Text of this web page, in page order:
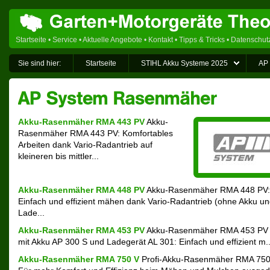
Startseite • Service •Aktuelle Angebote • Kontakt• Tipps & Tricks •
Sie sind hier: Startseite STIHL Akku Systeme 2025 AP
Akku-Rasenmäher RMA 443 PV Akku-
Rasenmäher RMA 443 PV: Komfortables
Arbeiten dank Vario-Radantrieb auf
kleineren bis mittler...
Akku-Rasenmäher RMA 448 PV Akku-Rasenmäher RMA 448 PV:
Einfach und effizient mähen dank Vario-Radantrieb (ohne Akku
Lade...
Akku-Rasenmäher RMA 453 PV Akku-Rasenmäher RMA 453
mit Akku AP 300 S und Ladegerät AL 301: Einfach und effizient
Akku-Rasenmäher RMA 750 V Profi-Akku-Rasenmäher RMA